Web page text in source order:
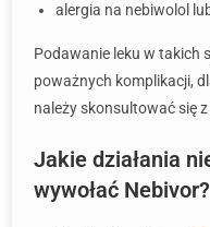
alergia na nebiwolol
Podawanie leku w takich
poważnych komplikacji,
należy skonsultować się
Jakie działania
wywołać Nebivor?